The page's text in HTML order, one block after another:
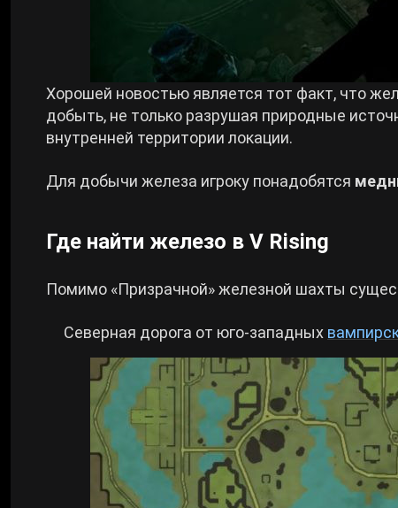
Хорошей новостью является тот факт, что
добыть, не только разрушая природные
внутренней территории локации.
Для добычи железа игроку понадобятся
Где найти железо в V Rising
Помимо «Призрачной» железной шахты
Северная дорога от юго-западных